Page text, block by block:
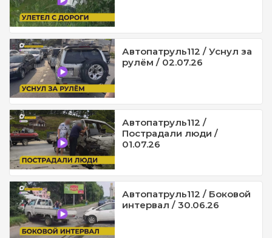
Автопатруль112 / Уснул за
рулём / 02.07.26
Автопатруль112 /
Пострадали люди /
01.07.26
Автопатруль112 / Боковой
интервал / 30.06.26